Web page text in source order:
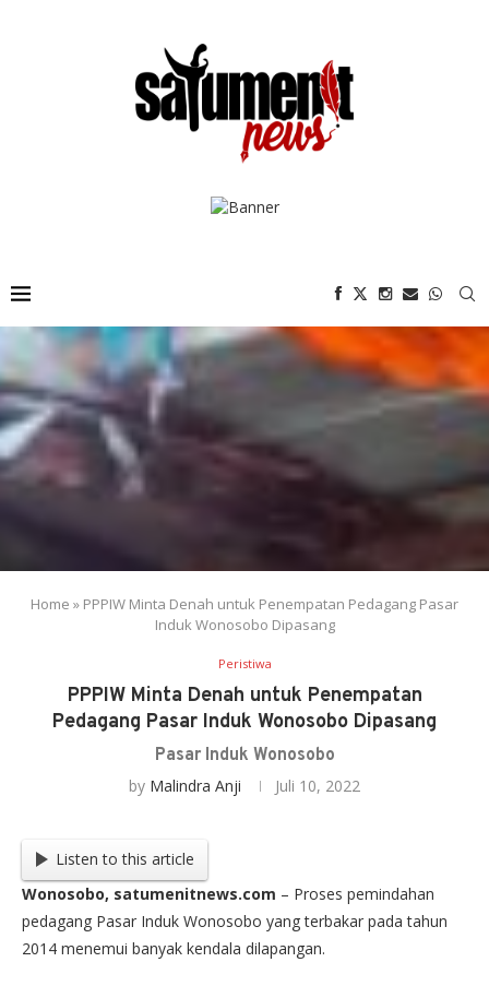
Home » PPPIW Minta Denah untuk Penempatan Pedagang Pasar
Induk Wonosobo Dipasang
Peristiwa
PPPIW Minta Denah untuk Penempatan
Pedagang Pasar Induk Wonosobo Dipasang
Pasar Induk Wonosobo
by Malindra Anji Juli 10, 2022
Listen to this article
Wonosobo, satumenitnews.com – Proses pemindahan
pedagang Pasar Induk Wonosobo yang terbakar pada tahun
2014 menemui banyak kendala dilapangan.